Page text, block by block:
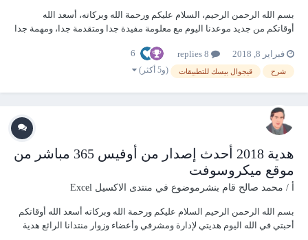
بسم الله الرحمن الرحيم، السلام عليكم ورحمة الله وبركاته، أسعد الله
أوقاتكم من جديد موعدنا اليوم مع معلومة مفيدة جدا ومتقدمة جدا، ومهمة جدا
by one butt...
فبراير 8, 2018 6
شرح قيجوال بيسك للتطبيقات (و5 أكثر)
هدية 2018 أحدث إصدار من أوفيس 365 مباشر من
موقع ميكروسوفت
أ / محمد صالح قام بنشرموضوع في منتدى الاكسيل Excel
بسم الله الرحمن الرحيم السلام عليكم ورحمة الله وبركاته أسعد الله أوقاتكم
أحبتي في الله اليوم هديتي لإدارة ومشرفي وأعضاء وزوار منتدانا الرائع هدية